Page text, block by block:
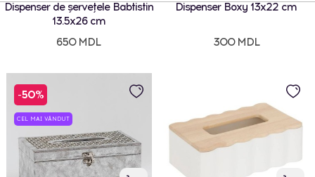
Dispenser de șervețele Babtistin
13.5x26 cm
650 MDL
Dispenser Boxy 13x22 cm
300 MDL
-50%
CEL MAI VÂNDUT